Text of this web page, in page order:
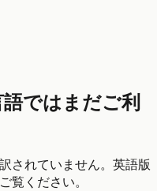
ではまだご利
されていません。英語版
覧ください。